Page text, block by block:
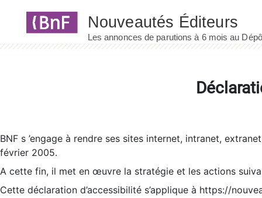
BNF s ’engage à rendre ses sites internet, intranet,
février 2005.
A cette fin, il met en œuvre la stratégie et les actions
Cette déclaration d’accessibilité s’applique à https://